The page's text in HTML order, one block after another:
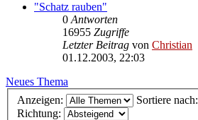
"Schatz rauben"
0 Antworten
16955 Zugriffe
Letzter Beitrag von Christian
01.12.2003, 22:03
Neues Thema
Anzeigen:
Sortiere nach:
Richtung: